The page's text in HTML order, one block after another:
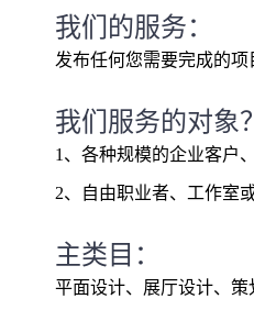
我们的服务：
发布任何您需要完成的
我们服务的对象？
1、各种规模的企业客户
2、自由职业者、工作室
主类目：
平面设计、展厅设计、